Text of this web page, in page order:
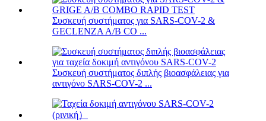
Συσκευή συστήματος για SARS-COV-2 &
GECLENZA A/B CO ...
Συσκευή συστήματος διπλής βιοασφάλειας για
αντιγόνο SARS-COV-2 ...